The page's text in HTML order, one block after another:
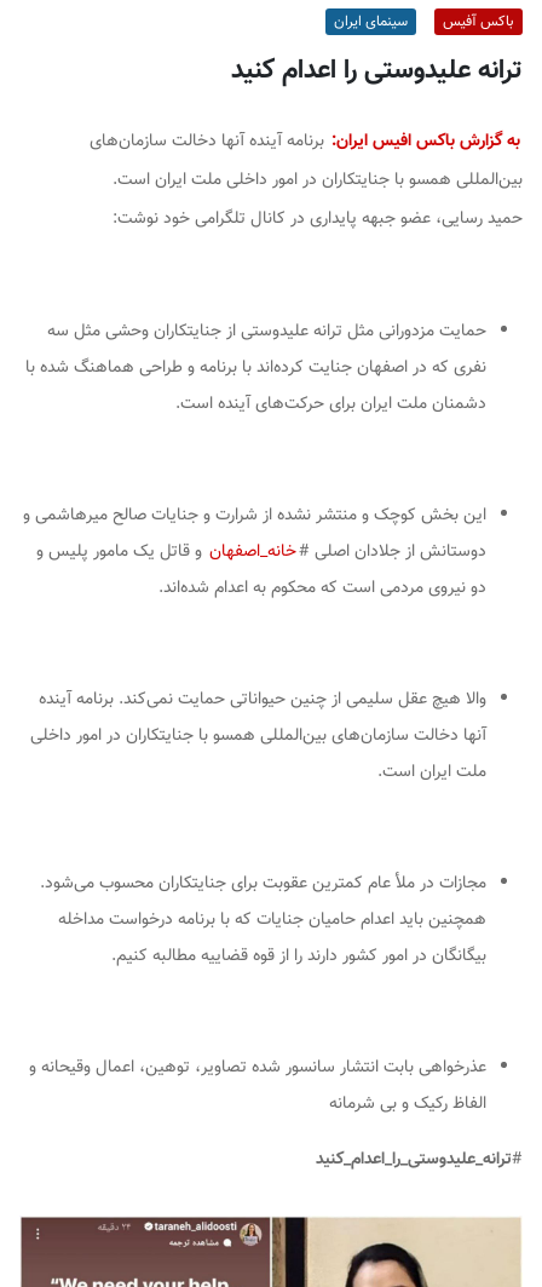
باکس آفیس سینمای ایران
ترانه علیدوستی را اعدام کنید
به گزارش باکس افیس ایران: برنامه آینده آنها دخالت سازمان‌های
بین‌المللی همسو با جنایتکاران در امور داخلی ملت ایران است.
حمید رسایی، عضو جبهه پایداری در کانال تلگرامی خود نوشت:
حمایت مزدورانی مثل ترانه علیدوستی از جنایتکاران وحشی مثل سه
نفری که در اصفهان جنایت کرده‌اند با برنامه و طراحی هماهنگ شده با
دشمنان ملت ایران برای حرکت‌های آینده است.
این بخش کوچک و منتشر نشده از شرارت و جنایات صالح میرهاشمی و
دوستانش از جلادان اصلی #خانه_اصفهان و قاتل یک مامور پلیس و
دو نیروی مردمی است که محکوم به اعدام شده‌اند.
والا هیچ عقل سلیمی از چنین حیواناتی حمایت نمی‌کند. برنامه آینده
آنها دخالت سازمان‌های بین‌المللی همسو با جنایتکاران در امور داخلی
ملت ایران است.
مجازات در ملأ عام کمترین عقوبت برای جنایتکاران محسوب می‌شود.
همچنین باید اعدام حامیان جنایات که با برنامه درخواست مداخله
بیگانگان در امور کشور دارند را از قوه قضاییه مطالبه کنیم.
عذرخواهی بابت انتشار سانسور شده تصاویر، توهین، اعمال وقیحانه و
الفاظ رکیک و بی شرمانه
#ترانه_علیدوستی_را_اعدام_کنید